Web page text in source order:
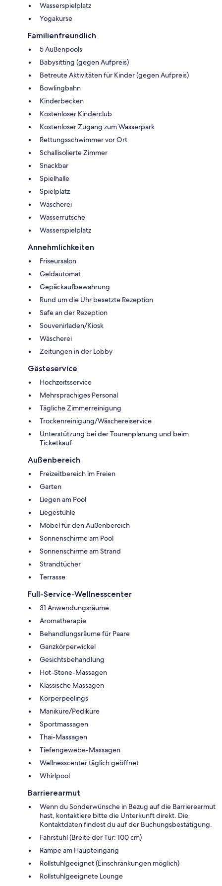
Wasserspielplatz
Yogakurse
Familienfreundlich
5 Außenpools
Babysitting (gegen Aufpreis)
Betreute Aktivitäten für Kinder (gegen Aufpreis)
Bowlingbahn
Kinderbecken
Kostenloser Kinderclub
Kostenloser Zugang zum Wasserpark
Rettungsschwimmer vor Ort
Schallisolierte Zimmer
Snackbar
Spielhalle
Spielplatz
Wäscherei
Wasserrutsche
Wasserspielplatz
Annehmlichkeiten
Friseursalon
Geldautomat
Gepäckaufbewahrung
Rund um die Uhr besetzte Rezeption
Safe an der Rezeption
Souvenirladen/Kiosk
Wäscherei
Zeitungen in der Lobby
Gästeservice
Hochzeitsservice
Mehrsprachiges Personal
Tägliche Zimmerreinigung
Trockenreinigung/Wäschereiservice
Unterstützung bei der Tourenplanung und beim
Ticketkauf
Außenbereich
Freizeitbereich im Freien
Garten
Liegen am Pool
Liegestühle
Möbel für den Außenbereich
Sonnenschirme am Pool
Sonnenschirme am Strand
Strandtücher
Terrasse
Full-Service-Wellnesscenter
31 Anwendungsräume
Aromatherapie
Behandlungsräume für Paare
Ganzkörperwickel
Gesichtsbehandlung
Hot-Stone-Massagen
Klassische Massagen
Körperpeelings
Maniküre/Pediküre
Sportmassagen
Thai-Massagen
Tiefengewebe-Massagen
Wellnesscenter täglich geöffnet
Whirlpool
Barrierearmut
Wenn du Sonderwünsche in Bezug auf die Barrierearmut
hast, kontaktiere bitte die Unterkunft direkt. Die
Kontaktdaten findest du auf der Buchungsbestätigung.
Fahrstuhl (Breite der Tür: 100 cm)
Rampe am Haupteingang
Rollstuhlgeeignet (Einschränkungen möglich)
Rollstuhlgeeignete Lounge